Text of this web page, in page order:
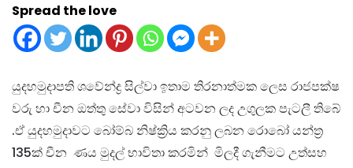
Spread the love
යුදහමුදාපති ශවේන්ද්‍ර සිල්වා ඉතාම තිරනාත්මක ලෙස රාජපක්ෂ
වරු හා චීන ඔත්තු සේවා විසින් අටවන ලද උගුලක පැටලී තිබේ
.ඒ යුදහමුදාවට බෝම්බ නිෂ්ක්‍රිය කරනු ලබන රොබෝ යන්ත්‍ර
135ක් චීන ණය මුදල් භාවිතා කරමින් මිලදී ගැනීමට උත්සහ